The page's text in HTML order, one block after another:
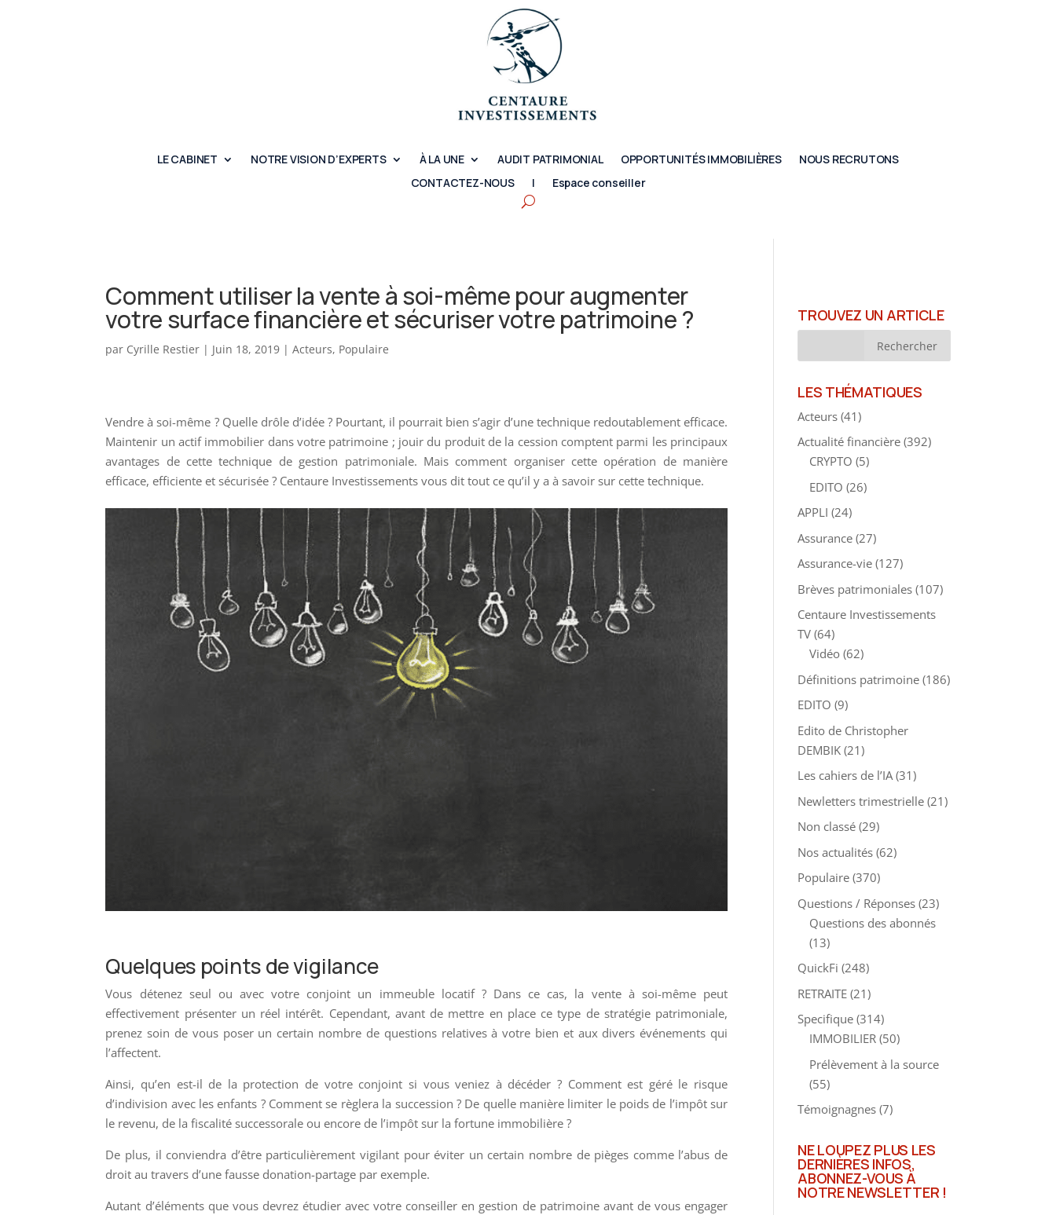
LE CABINET NOTRE VISION D’EXPERTS À LA UNE AUDIT PATRIMONIAL OPPORTUNITÉS IMMOBILIÈRES
NOUS RECRUTONS
CONTACTEZ-NOUS
| Espace conseiller
Comment utiliser la vente à soi-même pour augmenter
votre surface financière et sécuriser votre patrimoine ?
par Cyrille Restier | Juin 18, 2019 |Acteurs, Populaire
Vendre à soi-même ? Quelle drôle d’idée ? Pourtant, il pourrait bien s’agir d’une technique redoutablement efficace.
Maintenir un actif immobilier dans votre patrimoine ; jouir du produit de la cession comptent parmi les principaux
avantages de cette technique de gestion patrimoniale. Mais comment organiser cette opération de manière
efficace, efficiente et sécurisée ? Centaure Investissements vous dit tout ce qu’il y a à savoir sur cette technique.
Quelques points de vigilance
Vous détenez seul ou avec votre conjoint un immeuble locatif ? Dans ce cas, la vente à soi-même peut
effectivement présenter un réel intérêt. Cependant, avant de mettre en place ce type de stratégie patrimoniale,
prenez soin de vous poser un certain nombre de questions relatives à votre bien et aux divers événements qui
l’affectent.
Ainsi, qu’en est-il de la protection de votre conjoint si vous veniez à décéder ? Comment est géré le risque
d’indivision avec les enfants ? Comment se règlera la succession ? De quelle manière limiter le poids de l’impôt sur
le revenu, de la fiscalité successorale ou encore de l’impôt sur la fortune immobilière ?
De plus, il conviendra d’être particulièrement vigilant pour éviter un certain nombre de pièges comme l’abus de
droit au travers d’une fausse donation-partage par exemple.
Autant d’éléments que vous devrez étudier avec votre conseiller en gestion de patrimoine avant de vous engager
TROUVEZ UN ARTICLE
LES THÉMATIQUES
Acteurs (41)
Actualité financière (392)
CRYPTO (5)
EDITO (26)
APPLI (24)
Assurance (27)
Assurance-vie (127)
Brèves patrimoniales (107)
Centaure Investissements
TV (64)
Vidéo (62)
Définitions patrimoine (186)
EDITO (9)
Edito de Christopher
DEMBIK (21)
Les cahiers de l’IA(31)
Newletters trimestrielle (21)
Non classé (29)
Nos actualités (62)
Populaire (370)
Questions / Réponses (23)
Questions des abonnés
(13)
QuickFi (248)
RETRAITE (21)
Specifique (314)
IMMOBILIER (50)
Prélèvement à la source
(55)
Témoignagnes (7)
NE LOUPEZ PLUS LES
DERNIÈRES INFOS,
ABONNEZ-VOUS À
NOTRE NEWSLETTER !